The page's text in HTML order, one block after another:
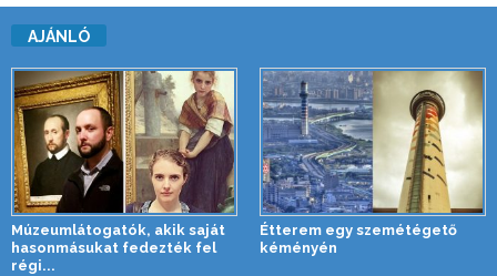
AJÁNLÓ
Múzeumlátogatók, akik saját
hasonmásukat fedezték fel
régi...
Étterem egy szemétégető
kéményén